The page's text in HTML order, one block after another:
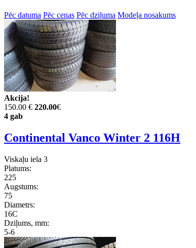
Pēc datuma Pēc cenas Pēc dziļuma Modeļa nosakums
Akcija!
150.00 € 220.00€
4 gab
Continental Vanco Winter 2 116H
Viskaļu iela 3
Platums:
225
Augstums:
75
Diametrs:
16C
Dziļums, mm:
5-6